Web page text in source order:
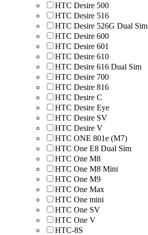
HTC Desire 500
HTC Desire 516
HTC Desire 526G Dual Sim
HTC Desire 600
HTC Desire 601
HTC Desire 610
HTC Desire 616 Dual Sim
HTC Desire 700
HTC Desire 816
HTC Desire C
HTC Desire Eye
HTC Desire SV
HTC Desire V
HTC ONE 801e (M7)
HTC One E8 Dual Sim
HTC One M8
HTC One M8 Mini
HTC One M9
HTC One Max
HTC One mini
HTC One SV
HTC One V
HTC-8S